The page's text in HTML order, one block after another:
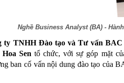
Nghề Business Analyst (BA) -
ty TNHH Đào tạo và Tư vấn BAC
Sen tổ chức, với sự góp mặt
ban cố vấn nội dung đào tạo của